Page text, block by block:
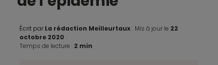
Écrit par La rédaction Meilleurtaux . Mis à jour le 22
octobre 2020 .
Temps de lecture : 2 min